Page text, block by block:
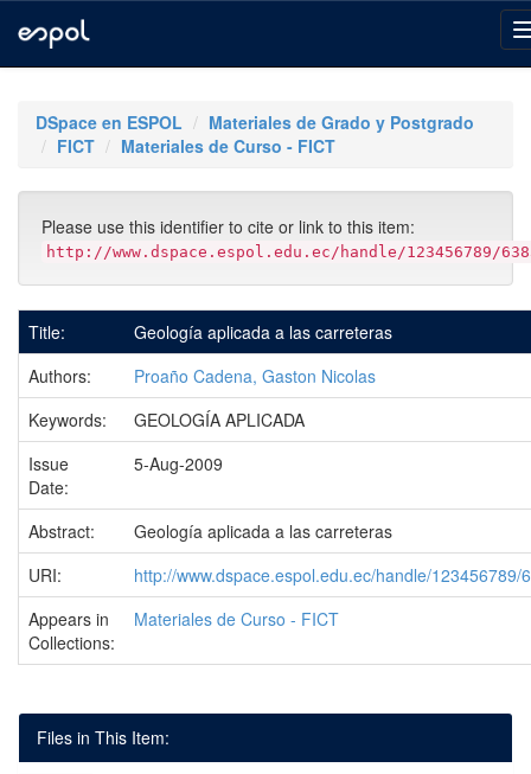
navigationDSpace en ESPOL
Materiales de Grado y Postgrado
FICT
Materiales de Curso - FICT
Please use this identifier to cite or link to this item:
http://www.dspace.espol.edu.ec/handle/123456789/
Title:
Geología aplicada a las carreteras
Authors:
Proaño Cadena, Gaston Nicolas
Keywords:
GEOLOGÍA APLICADA
Issue
Date:
5-Aug-2009
Abstract:
Geología aplicada a las carreteras
URI:
http://www.dspace.espol.edu.ec/handle/123456789/
Appears in
Collections:
Materiales de Curso - FICT
Files in This Item: